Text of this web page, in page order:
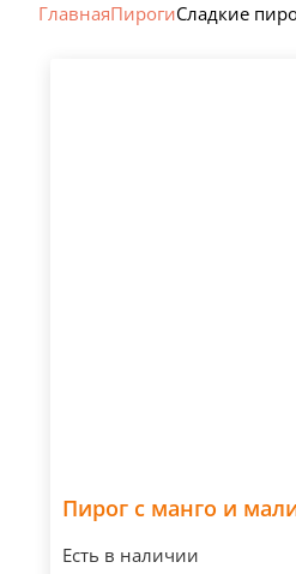
ГлавнаяПирогиСладкие
Пирог с манго и
Есть в наличии